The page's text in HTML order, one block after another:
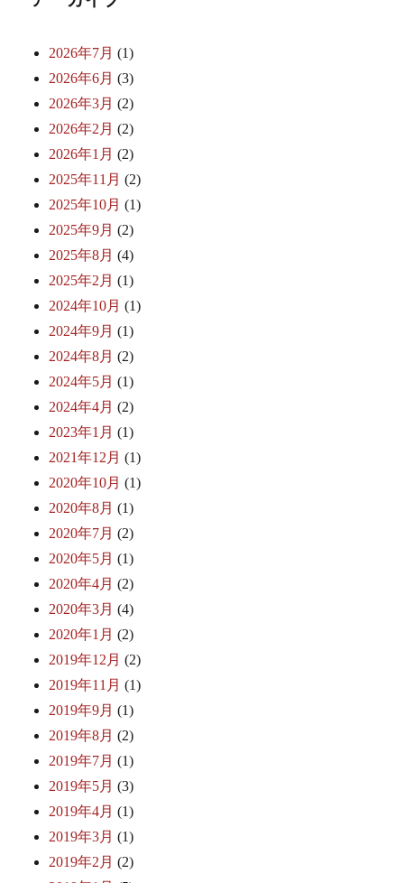
2026年7月 (1)
2026年6月 (3)
2026年3月 (2)
2026年2月 (2)
2026年1月 (2)
2025年11月 (2)
2025年10月 (1)
2025年9月 (2)
2025年8月 (4)
2025年2月 (1)
2024年10月 (1)
2024年9月 (1)
2024年8月 (2)
2024年5月 (1)
2024年4月 (2)
2023年1月 (1)
2021年12月 (1)
2020年10月 (1)
2020年8月 (1)
2020年7月 (2)
2020年5月 (1)
2020年4月 (2)
2020年3月 (4)
2020年1月 (2)
2019年12月 (2)
2019年11月 (1)
2019年9月 (1)
2019年8月 (2)
2019年7月 (1)
2019年5月 (3)
2019年4月 (1)
2019年3月 (1)
2019年2月 (2)